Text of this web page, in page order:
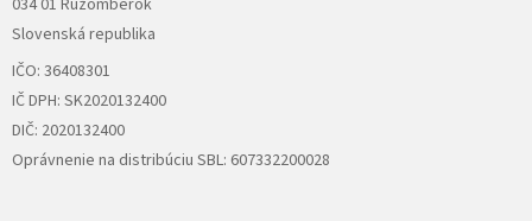
034 01 Ružomberok
Slovenská republika
IČO: 36408301
IČ DPH: SK2020132400
DIČ: 2020132400
Oprávnenie na distribúciu SBL: 607332200028